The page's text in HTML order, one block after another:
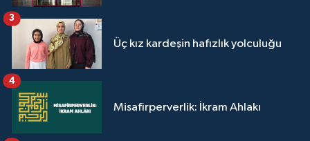
Üç kız kardeşin hafızlık yolculuğu
3
Misafirperverlik: İkram Ahlakı
4
Muş Müftülüğü
Niğde Müftülüğü